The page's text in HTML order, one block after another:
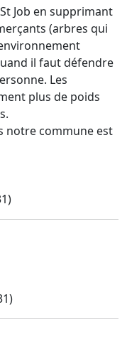
Job en supprimant
(arbres qui
il faut défendre
Les
plus de poids
notre commune est